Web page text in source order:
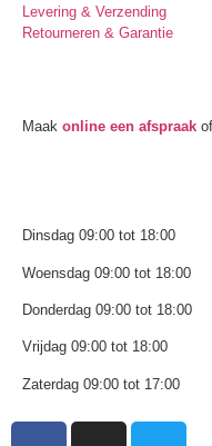
Levering & Verzending
Retourneren & Garantie
Maak online een afspraak
Dinsdag 09:00 tot 18:00
Woensdag 09:00 tot 18:00
Donderdag 09:00 tot
Vrijdag 09:00 tot 18:00
Zaterdag 09:00 tot 17:00